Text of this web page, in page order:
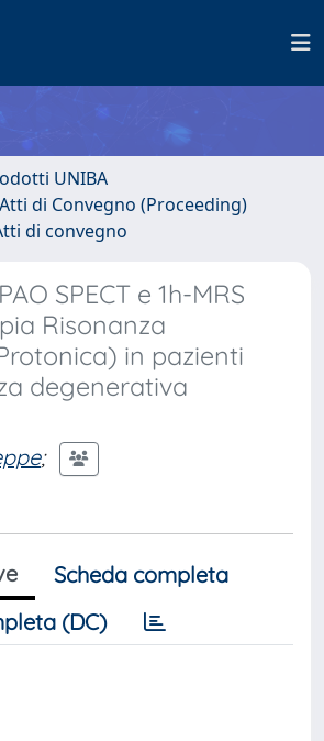
UNIBA
di Convegno (Proceeding)
di convegno
SPECT e 1h-MRS
Risonanza
in pazienti
degenerativa
;
Scheda completa
(DC)